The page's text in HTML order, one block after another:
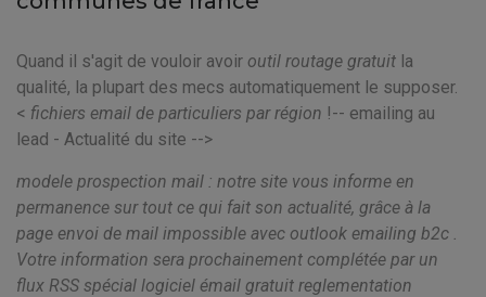
Quand il s'agit de vouloir avoir outil routage gratuit la
qualité, la plupart des mecs automatiquement le supposer.
< fichiers email de particuliers par région !-- emailing au
lead - Actualité du site -->
modele prospection mail : notre site vous informe en
permanence sur tout ce qui fait son actualité, grâce à la
page envoi de mail impossible avec outlook emailing b2c .
Votre information sera prochainement complétée par un
flux RSS spécial logiciel émail gratuit reglementation